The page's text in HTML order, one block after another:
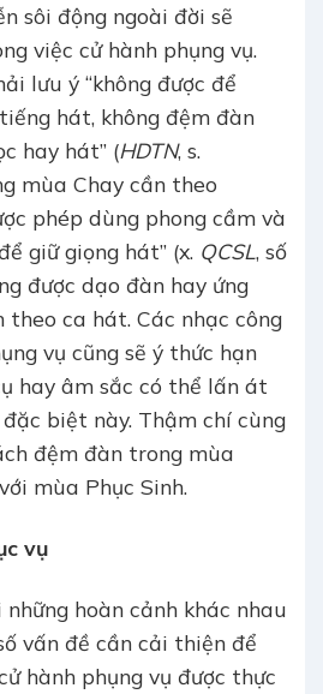
sôi động ngoài đời sẽ
việc cử hành phụng vụ.
lưu ý “không được để
hát, không đệm đàn
hay hát” (HDTN, s.
mùa Chay cần theo
phép dùng phong cầm và
giữ giọng hát” (x. QCSL, số
được dạo đàn hay ứng
theo ca hát. Các nhạc công
vụ cũng sẽ ý thức hạn
hay âm sắc có thể lấn át
biệt này. Thậm chí cùng
đệm đàn trong mùa
mùa Phục Sinh.
vụ
hoàn cảnh khác nhau
vấn đề cần cải thiện để
hành phụng vụ được thực